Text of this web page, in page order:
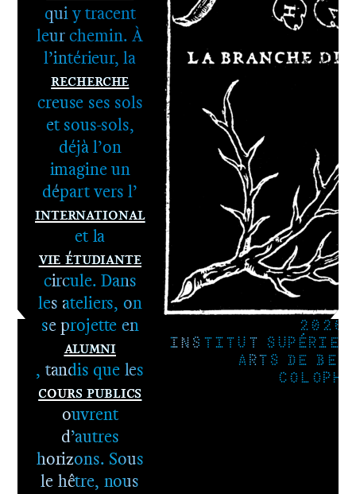
1er cycle -
Le DNA
2e cycle -
Le DNSEP
qui y tracent
leur chemin. À
l’intérieur, la
Recherche
creuse ses sols
et sous-sols,
déjà l’on
imagine un
départ vers l’
International
et la
Vie étudiante
circule. Dans
les ateliers, on
se projette en
Alumni
, tandis que les
Cours publics
ouvrent
d’autres
horizons. Sous
le hêtre, nous
2026
INSTITUT
ARTS DE